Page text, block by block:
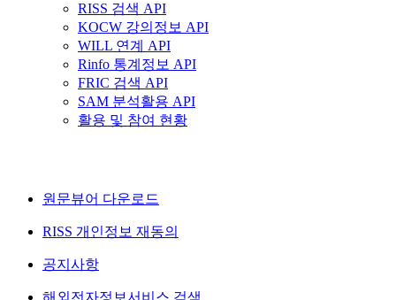
RISS 검색 API
KOCW 강의정보 API
WILL 연계 API
Rinfo 통계정보 API
FRIC 검색 API
SAM 분석활용 API
활용 및 참여 현황
원문뷰어 다운로드
RISS 개인정보 재동의
공지사항
해외전자정보서비스 검색